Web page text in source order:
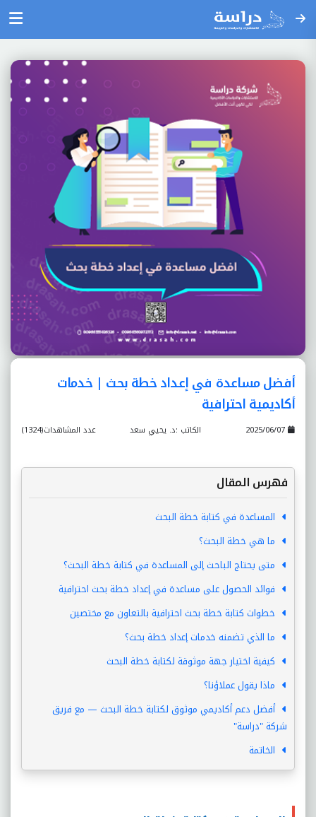
أفضل مساعدة في إعداد خطة بحث | خدمات
أكاديمية احترافية
عدد المشاهدات(1324) الكاتب :د. يحيي سعد
فهرس المقال
المساعدة في كتابة خطة البحث
ما هي خطة البحث؟
متى يحتاج الباحث إلى المساعدة في كتابة خطة البحث؟
فوائد الحصول على مساعدة في إعداد خطة بحث احترافية
خطوات كتابة خطة بحث احترافية بالتعاون مع مختصين
ما الذي تضمنه خدمات إعداد خطة بحث؟
كيفية اختيار جهة موثوقة لكتابة خطة البحث
ماذا يقول عملاؤنا؟
أفضل دعم أكاديمي موثوق لكتابة خطة البحث — مع فريق
شركة "دراسة"
الخاتمة